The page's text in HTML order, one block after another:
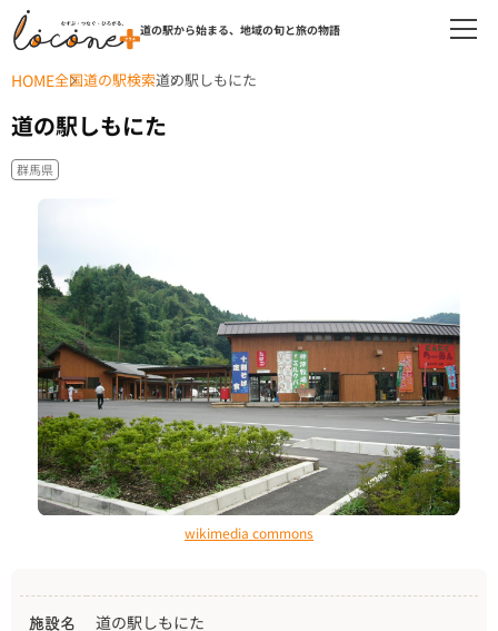
道の駅から始まる、地域の旬と旅の物語
HOME全国道の駅検索道の駅しもにた
道の駅しもにた
群馬県
wikimedia commons
施設名 道の駅しもにた